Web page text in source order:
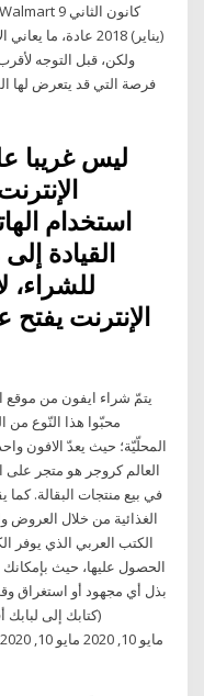
(يناير) 2018
ولكن، قبل التوجه
فرصة التي قد يتعرض لها
ليس غريبا
استخدام
القيادة
الإنترنت
يتمّ شراء ايفون من موقع
محبّوا هذا النّوع من
المحلّيّة؛ حيث يعدّ الافون
العالم كروجر هو متجر على
في بيع منتجات البقالة.
الغذائية من خلال العروض
الكتب العربي الذي يوفر
الحصول عليها، حيث
بذل أي مجهود أو استغراق